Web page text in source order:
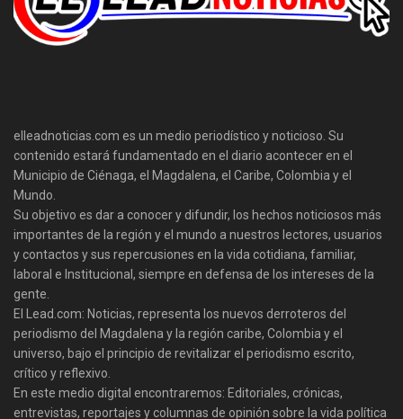
elleadnoticias.com es un medio periodístico y noticioso. Su
contenido estará fundamentado en el diario acontecer en el
Municipio de Ciénaga, el Magdalena, el Caribe, Colombia y el
Mundo.
Su objetivo es dar a conocer y difundir, los hechos noticiosos más
importantes de la región y el mundo a nuestros lectores, usuarios
y contactos y sus repercusiones en la vida cotidiana, familiar,
laboral e Institucional, siempre en defensa de los intereses de la
gente.
El Lead.com: Noticias, representa los nuevos derroteros del
periodismo del Magdalena y la región caribe, Colombia y el
universo, bajo el principio de revitalizar el periodismo escrito,
crítico y reflexivo.
En este medio digital encontraremos: Editoriales, crónicas,
entrevistas, reportajes y columnas de opinión sobre la vida política